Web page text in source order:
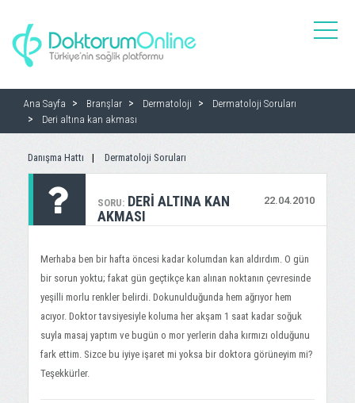
toggle
Ana Sayfa Branşlar Dermatoloji
Dermatoloji Soruları
Deri altına kan akması
Danışma Hattı Dermatoloji Soruları
SORU: 22.04.2010
DERI ALTINA KAN
AKMASI
Merhaba ben bir hafta öncesi kadar kolumdan kan aldırdım. O gün
bir sorun yoktu; fakat gün geçtikçe kan alınan noktanın çevresinde
yeşilli morlu renkler belirdi. Dokunulduğunda hem ağrıyor hem
acıyor. Doktor tavsiyesiyle koluma her akşam 1 saat kadar soğuk
suyla masaj yaptım ve bugün o mor yerlerin daha kırmızı olduğunu
fark ettim. Sizce bu iyiye işaret mi yoksa bir doktora görüneyim mi?
Teşekkürler.